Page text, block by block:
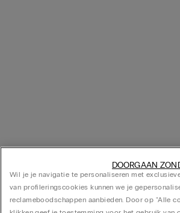
Wil je je navigatie te personaliseren met
van profileringscookies kunnen we je
reclameboodschappen aanbieden. Door op "Alle
DOORGAAN